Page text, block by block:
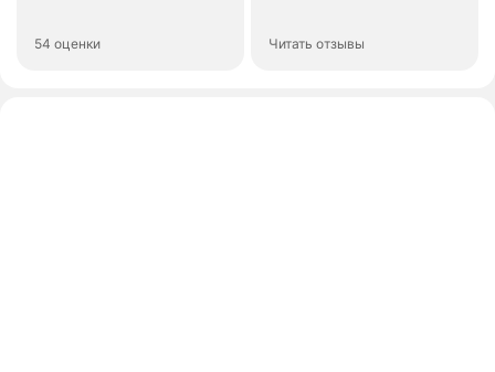
54 оценки Читать отзывы